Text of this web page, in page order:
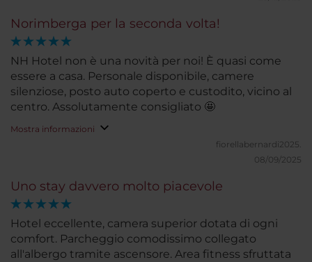
Norimberga per la seconda volta!
NH Hotel non è una novità per noi! È quasi come
essere a casa. Personale disponibile, camere
silenziose, posto auto coperto e custodito, vicino al
centro. Assolutamente consigliato 🤩
Mostra informazioni
fiorellabernardi2025.
08/09/2025
Uno stay davvero molto piacevole
Hotel eccellente, camera superior dotata di ogni
comfort. Parcheggio comodissimo collegato
all'albergo tramite ascensore. Area fitness sfruttata